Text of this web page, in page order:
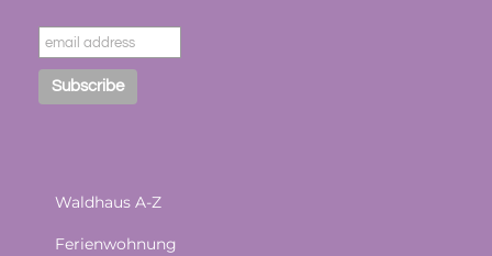
Waldhaus A-Z
Ferienwohnung